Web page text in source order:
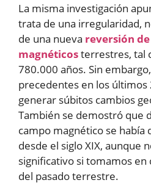
La misma investigación
trata de una irregularidad,
de una nueva reversión
magnéticosterrestres, tal
780.000 años. Sin
precedentes en los últimos
generar súbitos cambios
También se demostró que
campo magnético se había
desde el siglo XIX, aunque
significativo si tomamos en
del pasado terrestre.